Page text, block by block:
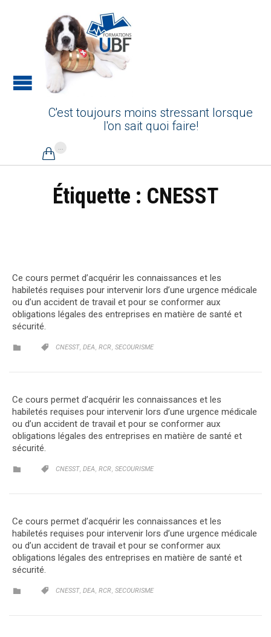
C'est toujours moins stressant lorsque
l'on sait quoi faire!

Étiquette : CNESST
Ce cours permet d’acquérir les connaissances et les
habiletés requises pour intervenir lors d’une urgence médicale
ou d’un accident de travail et pour se conformer aux
obligations légales des entreprises en matière de santé et
sécurité.
 CATEGORY
 CATEGORY
CNESST, DEA, RCR, SECOURISME
Ce cours permet d’acquérir les connaissances et les
habiletés requises pour intervenir lors d’une urgence médicale
ou d’un accident de travail et pour se conformer aux
obligations légales des entreprises en matière de santé et
sécurité.
 CATEGORY
 CATEGORY
CNESST, DEA, RCR, SECOURISME
Ce cours permet d’acquérir les connaissances et les
habiletés requises pour intervenir lors d’une urgence médicale
ou d’un accident de travail et pour se conformer aux
obligations légales des entreprises en matière de santé et
sécurité.
 CATEGORY
 CATEGORY
CNESST, DEA, RCR, SECOURISME